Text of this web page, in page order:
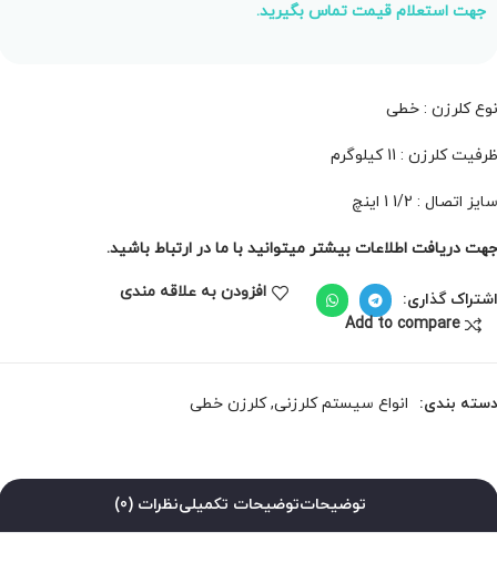
جهت استعلام قیمت تماس بگیرید.
کلرزن : خطی
کلرزن : 11 کیلوگرم
اتصال : 1/2 1 اینچ
دریافت اطلاعات بیشتر میتوانید با ما در ارتباط باشید.
گذاری:
افزودن به علاقه مندی
Add to compare
بندی: انواع سیستم کلرزنی,کلرزن خطی
توضیحاتتوضیحات تکمیلینظرات (0)